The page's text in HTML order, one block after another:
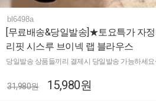
bl6498a
[무료배송&당일발송]★토요특가 자
리핏 시스루 브이넥 랩 블라우스
당일발송 상품들끼리 결제시 당일발송 가능하세
31,980원 15,980원